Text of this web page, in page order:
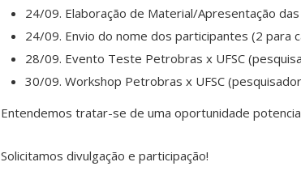
24/09. Elaboração de Material/Apresentação
24/09. Envio do nome dos participantes (2 para
28/09. Evento Teste Petrobras x UFSC
30/09. Workshop Petrobras x UFSC
Entendemos tratar-se de uma oportunidade
Solicitamos divulgação e participação!